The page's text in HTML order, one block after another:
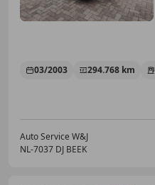
03/2003 294.768 km
Auto Service W&J
NL-7037 DJ BEEK